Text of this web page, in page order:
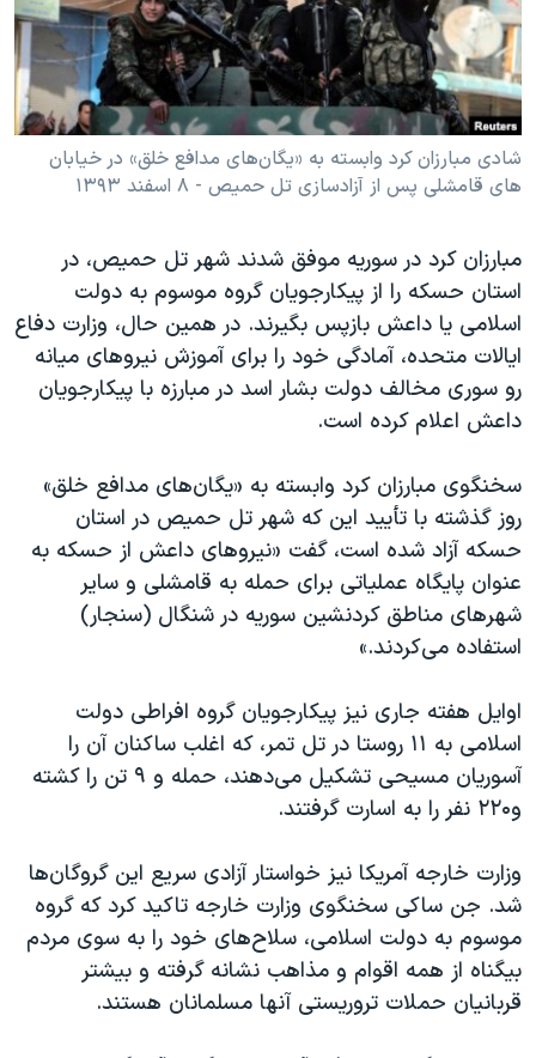
فرهنگ و زندگی
حقوق شهروندی
اقتصادی
علم و فناوری
اسرائیل در جنگ
آرشیو پخش زنده
مستندها
انتخابات ریاست جمهوری آمریکا ۲۰۲۴
حمله جمهوری اسلامی به اسرائیل
رمز مهسا
ورزش زنان در ایران
مجموعه مستندهای دادخواهی
تریبونال مردمی آبان ۹۸
دادگاه حمید نوری
چهل سال گروگان‌گیری
اعتراضات مردمی آبان ۹۸
اسرائیل در جنگ
نرگس محمدی برنده جایزه نوبل صلح
همایش محافظه‌کاران آمریکا «سی‌پک»
سفر پرزیدنت ترامپ به چین
دنبال کنید
زبانهای مختلف
شادی مبارزان کرد وابسته به «یگان‌های مدافع خلق» در خیابان
های قامشلی پس از آزادسازی تل حمیص - ۸ اسفند ۱۳۹۳
مبارزان کرد در سوریه موفق شدند شهر تل حمیص، در
استان حسکه را از پیکارجویان گروه موسوم به دولت
اسلامی یا داعش بازپس بگیرند. در همین حال، وزارت دفاع
ایالات متحده، آمادگی خود را برای آموزش نیروهای میانه
رو سوری مخالف دولت بشار اسد در مبارزه با پیکارجویان
داعش اعلام کرده است.
سخنگوی مبارزان کرد وابسته به «یگان‌های مدافع خلق»
روز گذشته با تأیید این که شهر تل حمیص در استان
حسکه آزاد شده است، گفت «نیروهای داعش از حسکه به
عنوان پایگاه عملیاتی برای حمله به قامشلی و سایر
شهرهای مناطق کردنشین سوریه در شنگال (سنجار)
استفاده می‌کردند.»
اوایل هفته جاری نیز پیکارجویان گروه افراطی دولت
اسلامی به ۱۱ روستا در تل تمر، که اغلب ساکنان آن را
آسوریان مسیحی تشکیل می‌دهند، حمله و ۹ تن را کشته
و۲۲۰ نفر را به اسارت گرفتند.
وزارت خارجه آمریکا نیز خواستار آزادی سریع این گروگان‌ها
شد. جن ساکی سخنگوی وزارت خارجه تاکید کرد که گروه
موسوم به دولت اسلامی، سلاح‌های خود را به سوی مردم
بیگناه از همه اقوام و مذاهب نشانه گرفته و بیشتر
قربانیان حملات تروریستی آنها مسلمانان هستند.